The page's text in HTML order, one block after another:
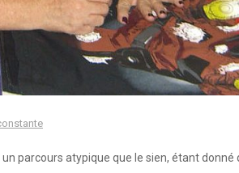
parcours atypique que le sien, étant donné